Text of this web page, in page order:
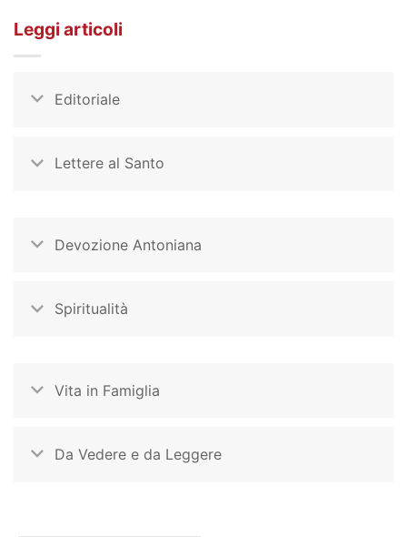
Leggi articoli
Editoriale
Lettere al Santo
Devozione Antoniana
Spiritualità
Vita in Famiglia
Da Vedere e da Leggere